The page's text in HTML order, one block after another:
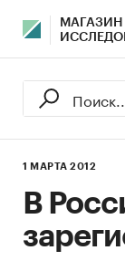
МАГАЗИН
1 МАРТА 2012
В